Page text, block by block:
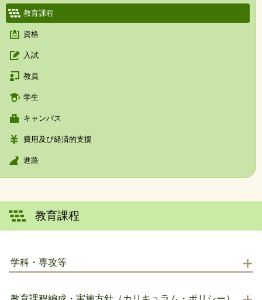
教育課程
資格
入試
教員
学生
キャンパス
費用及び経済的支援
進路
教育課程
学科・専攻等